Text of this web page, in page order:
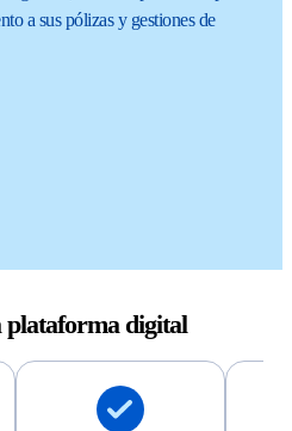
a sus pólizas y gestiones de
plataforma digital